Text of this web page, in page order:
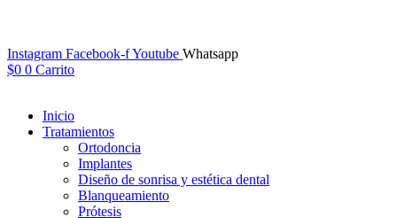
Instagram Facebook-fYoutube Whatsapp
$0 0 Carrito
Inicio
Tratamientos
Ortodoncia
Implantes
Diseño de sonrisa y estética dental
Blanqueamiento
Prótesis